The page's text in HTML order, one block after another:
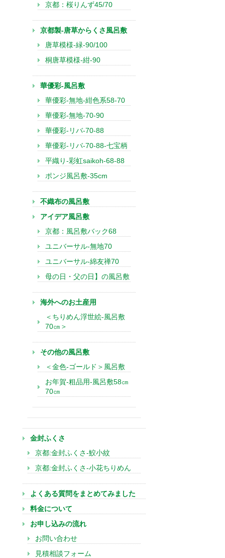
京都：桜りんず45/70
京都製-唐草からくさ風呂敷
唐草模様-緑-90/100
桐唐草模様-紺-90
華優彩-風呂敷
華優彩-無地-紺色系58-70
華優彩-無地-70-90
華優彩-リバ-70-88
華優彩-リバ-70-88-七宝柄
平織り-彩虹saikoh-68-88
ポンジ風呂敷-35cm
不織布の風呂敷
アイデア風呂敷
京都：風呂敷バック68
ユニバーサル-無地70
ユニバーサル-綿友禅70
母の日・父の日】の風呂敷
海外へのお土産用
＜ちりめん浮世絵-風呂敷
70㎝＞
その他の風呂敷
＜金色-ゴールド＞風呂敷
お年賀-粗品用-風呂敷58㎝
70㎝
金封ふくさ
京都:金封ふくさ-鮫小紋
京都:金封ふくさ-小花ちりめん
よくある質問をまとめてみました
料金について
お申し込みの流れ
お問い合わせ
見積相談フォーム